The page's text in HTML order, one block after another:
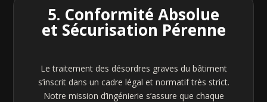
5. Conformité Absolue
et Sécurisation Pérenne
Le traitement des désordres graves du bâtiment
s’inscrit dans un cadre légal et normatif très strict.
Notre mission d’ingénierie s’assure que chaque